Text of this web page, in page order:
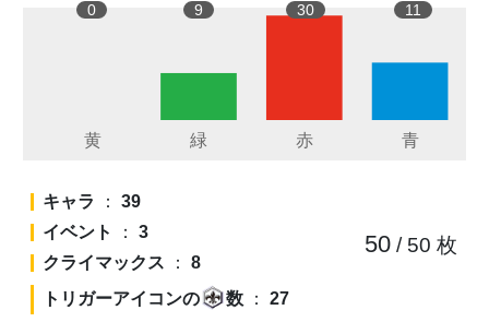
0 9 30 11
キャラ ： 39
イベント
： 3
クライマックス ： 8
トリガーアイコンの
数 ： 27
50/ 50 枚